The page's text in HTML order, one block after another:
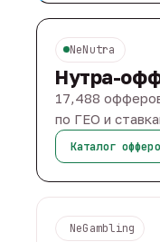
NeNutra
Нутра-
17,488
по ГЕО и
Каталог
NeGambling